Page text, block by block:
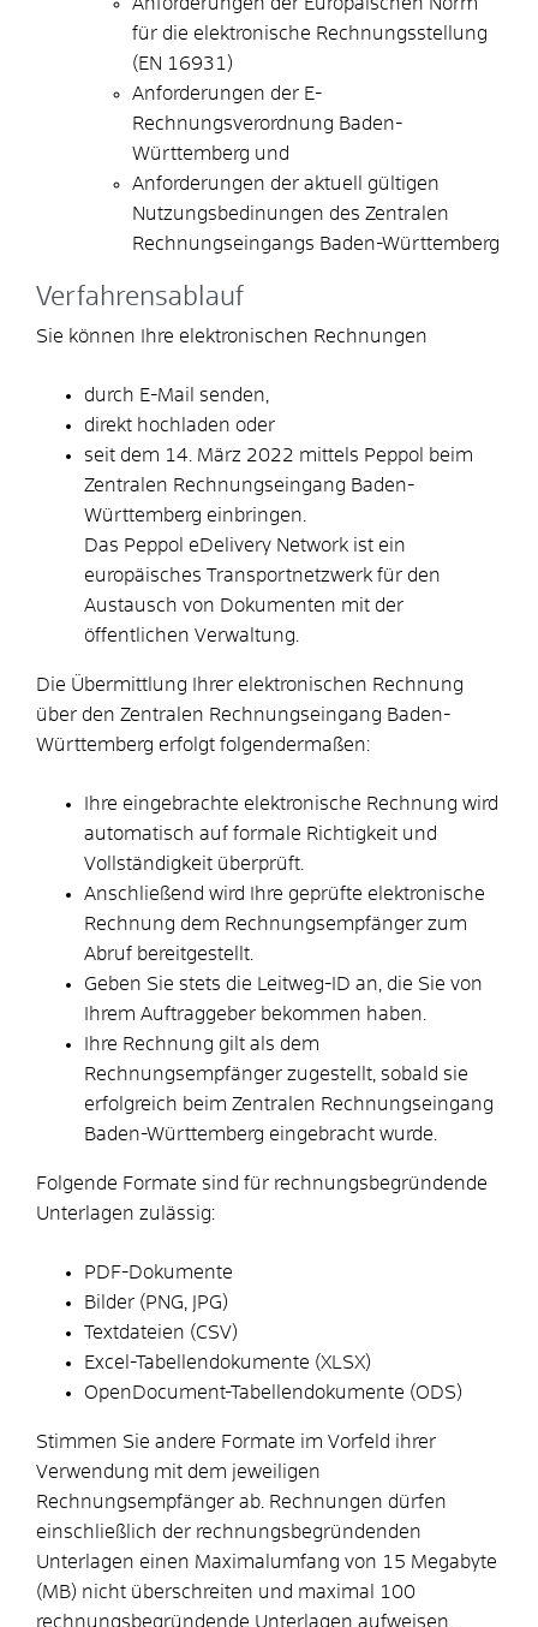
für die elektronische Rechnungsstellung
(EN 16931)
Anforderungen der E-
Rechnungsverordnung Baden-
Württemberg und
Anforderungen der aktuell gültigen
Nutzungsbedinungen des Zentralen
Rechnungseingangs Baden-Württemberg
Verfahrensablauf
Sie können Ihre elektronischen Rechnungen
durch E-Mail senden,
direkt hochladen oder
seit dem 14. März 2022 mittels Peppol beim
Zentralen Rechnungseingang Baden-
Württemberg einbringen.
Das Peppol eDelivery Network ist ein
europäisches Transportnetzwerk für den
Austausch von Dokumenten mit der
öffentlichen Verwaltung.
Die Übermittlung Ihrer elektronischen Rechnung
über den Zentralen Rechnungseingang Baden-
Württemberg erfolgt folgendermaßen:
Ihre eingebrachte elektronische Rechnung wird
automatisch auf formale Richtigkeit und
Vollständigkeit überprüft.
Anschließend wird Ihre geprüfte elektronische
Rechnung dem Rechnungsempfänger zum
Abruf bereitgestellt.
Geben Sie stets die Leitweg-ID an, die Sie von
Ihrem Auftraggeber bekommen haben.
Ihre Rechnung gilt als dem
Rechnungsempfänger zugestellt, sobald sie
erfolgreich beim Zentralen Rechnungseingang
Baden-Württemberg eingebracht wurde.
Folgende Formate sind für rechnungsbegründende
Unterlagen zulässig:
PDF-Dokumente
Bilder (PNG, JPG)
Textdateien (CSV)
Excel-Tabellendokumente (XLSX)
OpenDocument-Tabellendokumente (ODS)
Stimmen Sie andere Formate im Vorfeld ihrer
Verwendung mit dem jeweiligen
Rechnungsempfänger ab. Rechnungen dürfen
einschließlich der rechnungsbegründenden
Unterlagen einen Maximalumfang von 15 Megabyte
(MB) nicht überschreiten und maximal 100
rechnungsbegründende Unterlagen aufweisen.